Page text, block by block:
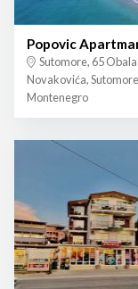
Popovic
Sutomore, 65
Novakovića,
Montenegro